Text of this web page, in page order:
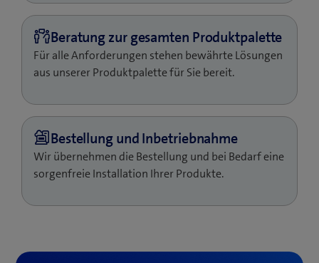
Für alle Anforderungen stehen bewährte Lösungen
aus unserer Produktpalette für Sie bereit.
Wir übernehmen die Bestellung und bei Bedarf eine
sorgenfreie Installation Ihrer Produkte.